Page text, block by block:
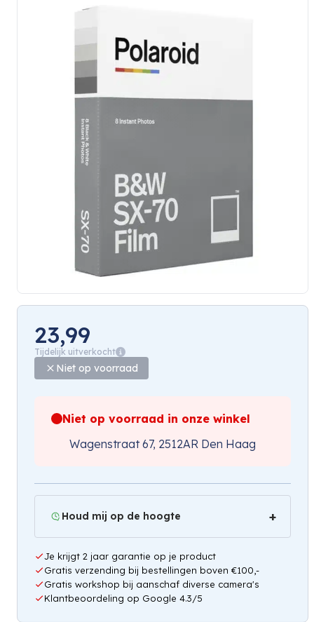
23,99
Tijdelijk uitverkocht
Niet op voorraad
Niet op voorraad in onze winkel
Wagenstraat 67, 2512AR Den Haag
Houd mij op de hoogte
Je krijgt 2 jaar garantie op je product
Gratis verzending bij bestellingen boven €100,-
Gratis workshop bij aanschaf diverse camera's
Klantbeoordeling op Google 4.3/5